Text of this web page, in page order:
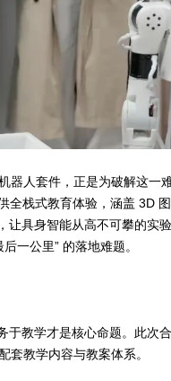
器人套件，正是为破解这一
全栈式教育体验，涵盖 3D
具身智能从高不可攀的实
一公里” 的落地难题。
于教学才是核心命题。此次
套教学内容与教案体系。